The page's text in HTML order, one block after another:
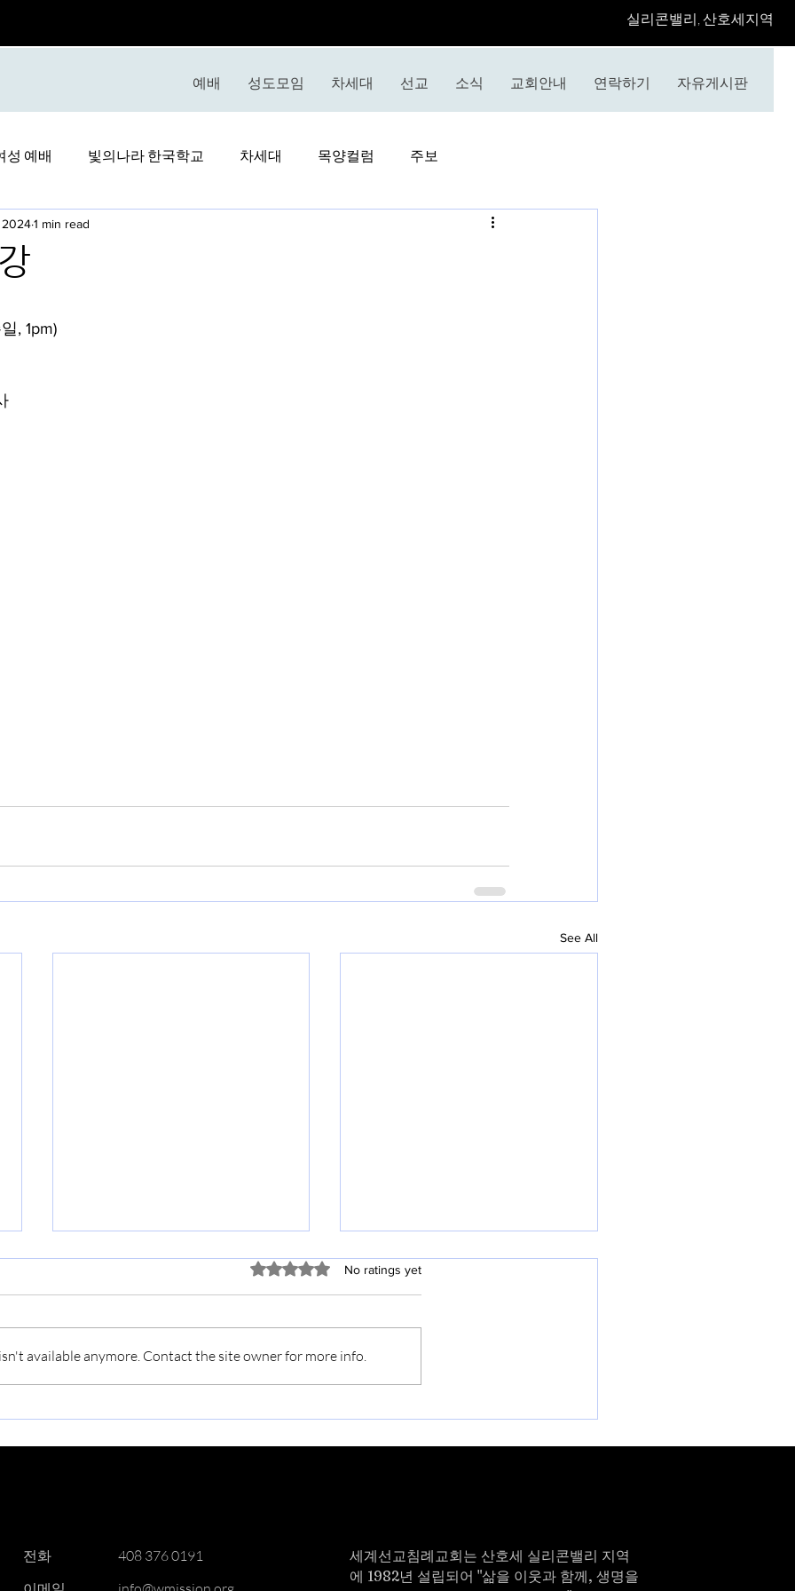
​실리콘밸리, 산호세지역
예배 성도모임 차세대 선교 소식 교회안내 연락하기 자유게시판
성 예배 빛의나라 한국학교 차세대 목양컬럼 주보
20241 min read
, 1pm)
See All
2026년 8월 2일
📋 오늘의 예배 (Worship Today)
골로새서 1:24-29 설교자: 고상환
다 이루신 고난과 남기신 고난 괴
로움도 기쁨 되게 하시는 그리스도
2026년 7월 26일
주보 제44호 30 오늘의 설교 제목
26) 1부 예배 (오전 9시) 예배의 부
송 교회 소식 및 환영 성경봉독* |
고전 15:1~4 설교 | 최신일 목사 “부
Rated 0 out of 5 stars.
No ratings yet
available anymore. Contact the site owner for more info.
​전화
408 376 0191
세계선교침례교회는 산호세 실리콘밸리 지역
에 1982년 설립되어 "삶을 이웃과 함께, 생명을